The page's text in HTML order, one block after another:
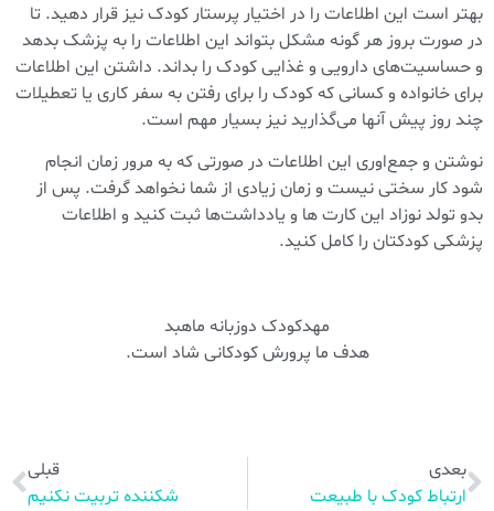
بهتر است این اطلاعات را در اختیار پرستار کودک نیز قرار دهید. تا
در صورت بروز هر گونه مشکل بتواند این اطلاعات را به پزشک بدهد
و حساسیت‌های دارویی و غذایی کودک را بداند. داشتن این اطلاعات
برای خانواده و کسانی که کودک را برای رفتن به سفر کاری یا تعطیلات
چند روز پیش آنها می‌گذارید نیز بسیار مهم است.
نوشتن و جمع‌اوری این اطلاعات در صورتی که به مرور زمان انجام
شود کار سختی نیست و زمان زیادی از شما نخواهد گرفت. پس از
بدو تولد نوزاد این کارت ها و یادداشت‌ها ثبت کنید و اطلاعات
پزشکی کودکتان را کامل کنید.
مهدکودک دوزبانه ماهبد
هدف ما پرورش کودکانی شاد است.
بعدی
ارتباط کودک با طبیعت
قبلی
شکننده تربیت نکنیم